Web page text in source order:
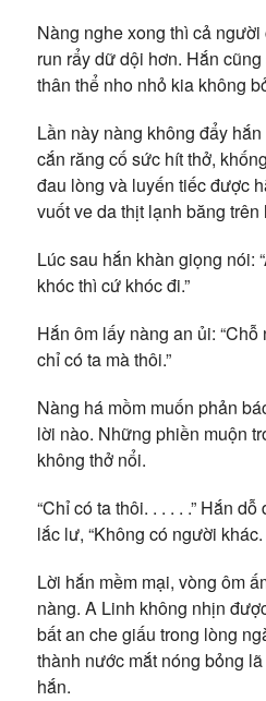
Nàng nghe xong thì cả
run rẩy dữ dội hơn. Hắn
thân thể nho nhỏ kia không
Lần này nàng không đẩy
cắn răng cố sức hít thở,
đau lòng và luyến tiếc được
vuốt ve da thịt lạnh băng
Lúc sau hắn khàn giọng nói:
khóc thì cứ khóc đi.”
Hắn ôm lấy nàng an ủi:
chỉ có ta mà thôi.”
Nàng há mồm muốn phản
lời nào. Những phiền muộn
không thở nổi.
“Chỉ có ta thôi. . . . . .” Hắn
lắc lư, “Không có người khác.
Lời hắn mềm mại, vòng ôm
nàng. A Linh không nhịn
bất an che giấu trong lòng
thành nước mắt nóng bỏng
hắn.